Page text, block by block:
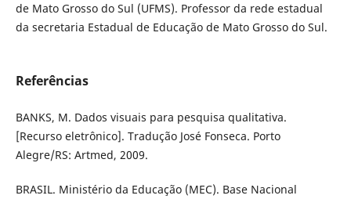
de Mato Grosso do Sul (UFMS). Professor da rede estadual
da secretaria Estadual de Educação de Mato Grosso do Sul.
Referências
BANKS, M. Dados visuais para pesquisa qualitativa.
[Recurso eletrônico]. Tradução José Fonseca. Porto
Alegre/RS: Artmed, 2009.
BRASIL. Ministério da Educação (MEC). Base Nacional